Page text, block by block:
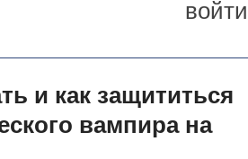
войти
и как защититься
вампира на